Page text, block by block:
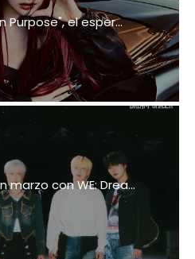
Purpose", el esper...
marzo con WE: Drea...